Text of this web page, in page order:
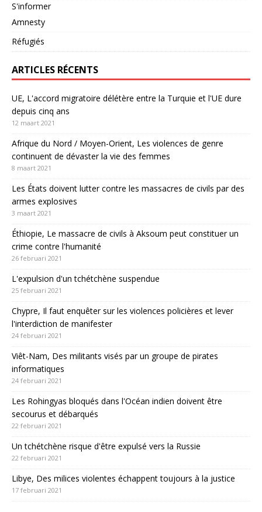
S'informer
Amnesty
Réfugiés
ARTICLES RÉCENTS
UE, L'accord migratoire délétère entre la Turquie et l'UE dure
depuis cinq ans
12 maart 2021
Afrique du Nord / Moyen-Orient, Les violences de genre
continuent de dévaster la vie des femmes
8 maart 2021
Les États doivent lutter contre les massacres de civils par des
armes explosives
3 maart 2021
Éthiopie, Le massacre de civils à Aksoum peut constituer un
crime contre l'humanité
26 februari 2021
L'expulsion d'un tchétchène suspendue
25 februari 2021
Chypre, Il faut enquêter sur les violences policières et lever
l'interdiction de manifester
24 februari 2021
Viêt-Nam, Des militants visés par un groupe de pirates
informatiques
24 februari 2021
Les Rohingyas bloqués dans l'Océan indien doivent être
secourus et débarqués
22 februari 2021
Un tchétchène risque d'être expulsé vers la Russie
22 februari 2021
Libye, Des milices violentes échappent toujours à la justice
17 februari 2021